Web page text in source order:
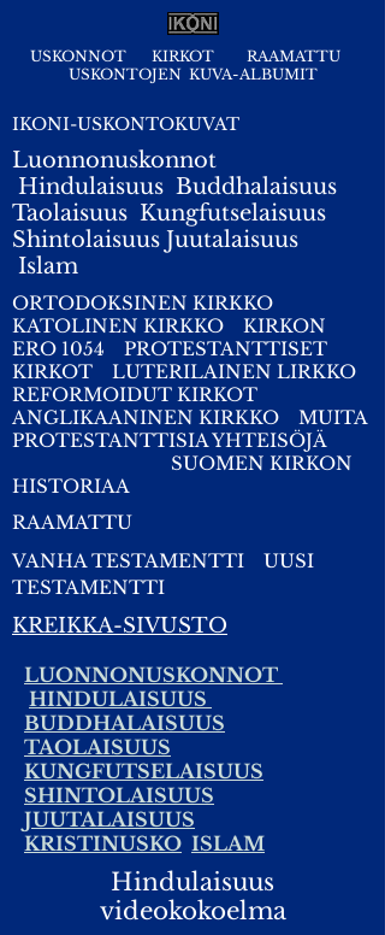
USKONNOT KIRKOT
RAAMATTU
USKONTOJEN KUVA-ALBUMIT
IKONI-USKONTOKUVAT
Luonnonuskonnot
Hindulaisuus Buddhalaisuus
Taolaisuus Kungfutselaisuus
Shintolaisuus Juutalaisuus
Islam
ORTODOKSINEN KIRKKO
KATOLINEN KIRKKO
KIRKON
ERO 1054
PROTESTANTTISET
KIRKOT
LUTERILAINEN LIRKKO
REFORMOIDUT KIRKOT
ANGLIKAANINEN KIRKKO
MUITA
PROTESTANTTISIA YHTEISÖJÄ
SUOMEN KIRKON
HISTORIAA
RAAMATTU
VANHA TESTAMENTTI
UUSI
TESTAMENTTI
KREIKKA-SIVUSTO
LUONNONUSKONNOT
HINDULAISUUS
BUDDHALAISUUS
TAOLAISUUS
KUNGFUTSELAISUUS
SHINTOLAISUUS
JUUTALAISUUS
KRISTINUSKO ISLAM
Hindulaisuus
videokokoelma